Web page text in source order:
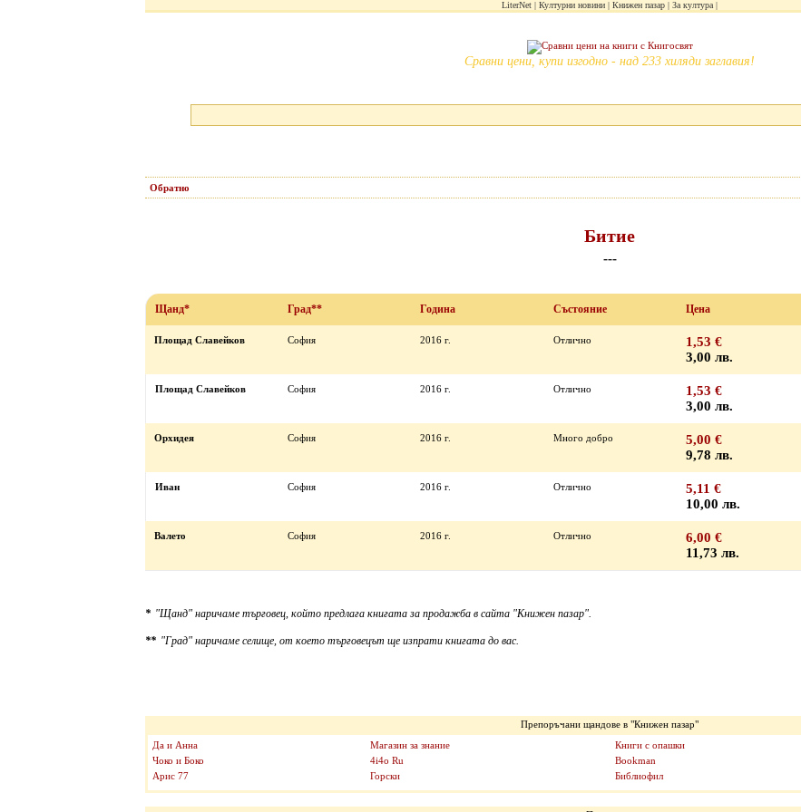
LiterNet Културни новини Книжен пазар За култура
Сравни цени, купи изгодно - над 233 хиляди заглавия!
Обратно
Битие
---
Щанд* Град** Година Състояние Цена
Площад Славейков София 2016 г. Отлично
1,53 €
3,00 лв.
Площад Славейков София 2016 г. Отлично
1,53 €
3,00 лв.
Орхидея София 2016 г. Много добро
5,00 €
9,78 лв.
Иван София 2016 г. Отлично
5,11 €
10,00 лв.
Валето София 2016 г. Отлично
6,00 €
11,73 лв.
* "Щанд" наричаме търговец, който предлага книгата за продажба в сайта "Книжен пазар".
** "Град" наричаме селище, от което търговецът ще изпрати книгата до вас.
Препоръчани щандове в "Книжен пазар"
Да и Анна
Чоко и Боко
Арис 77
Магазин за знание
4i4o Ru
Горски
Книги с опашки
Bookman
Библиофил